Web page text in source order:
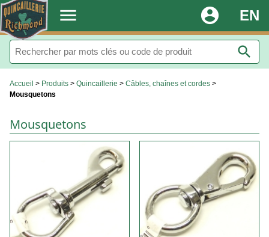
. menu EN
account_circle
search
Accueil > Produits > Quincaillerie > Câbles, chaînes et cordes >
Mousquetons
Mousquetons